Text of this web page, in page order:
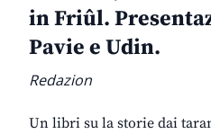
in Friûl.
Pavie e Udin.
Redazion
Un libri su la storie dai